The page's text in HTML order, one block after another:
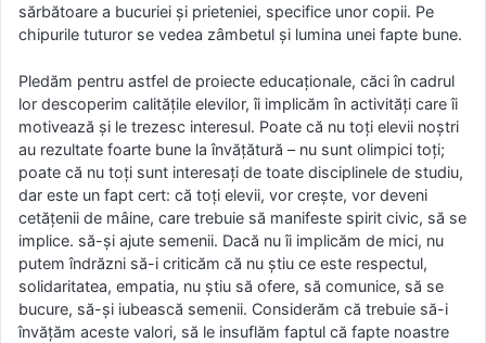
sărbătoare a bucuriei și prieteniei, specifice unor copii. Pe
chipurile tuturor se vedea zâmbetul și lumina unei fapte bune.
Pledăm pentru astfel de proiecte educaționale, căci în cadrul
lor descoperim calitățile elevilor, îi implicăm în activități care îi
motivează și le trezesc interesul. Poate că nu toți elevii noștri
au rezultate foarte bune la învățătură – nu sunt olimpici toți;
poate că nu toți sunt interesați de toate disciplinele de studiu,
dar este un fapt cert: că toți elevii, vor crește, vor deveni
cetățenii de mâine, care trebuie să manifeste spirit civic, să se
implice. să-și ajute semenii. Dacă nu îi implicăm de mici, nu
putem îndrăzni să-i criticăm că nu știu ce este respectul,
solidaritatea, empatia, nu știu să ofere, să comunice, să se
bucure, să-și iubească semenii. Considerăm că trebuie să-i
învățăm aceste valori, să le insuflăm faptul că fapte noastre